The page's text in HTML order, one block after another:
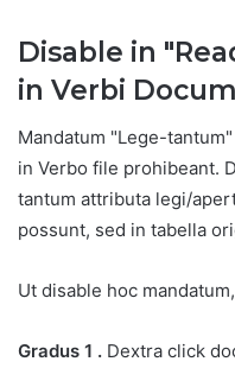
Disable in
in Verbi
Mandatum "Lege-
in Verbo file prohibeant.
tantum attributa legi/
possunt, sed in tabella
Ut disable hoc
Gradus 1 . Dextra click